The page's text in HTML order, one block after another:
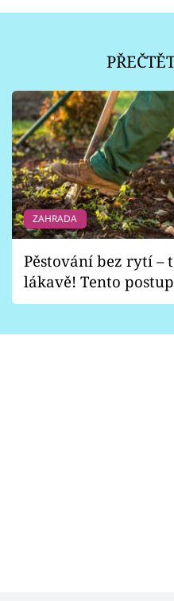
ZAHRADA
Pěstování bez rytí –
lákavě! Tento
vhodný jen pro